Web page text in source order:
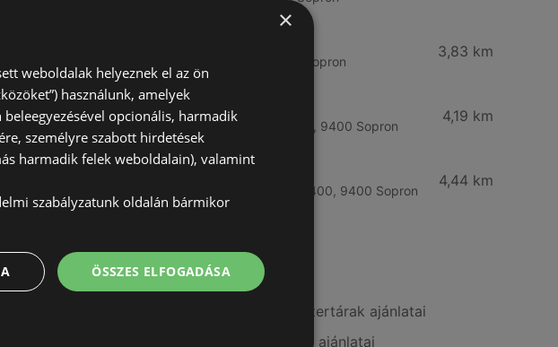
Bánfalvi út 6-8., 9400 Sopron
3,83 km
Rossmann
Kodály Zoltán tér 16. 16., 9400 Sopron
4,19 km
dm
Lackner Kristóf u. 35, 9400, 9400 Sopron
4,44 km
További linkek
A(z) Benu Gyógyszertárak ajánlatai
A(z) Pingvin Patika ajánlatai
×
weboldalak helyeznek el az ön
használunk, amelyek
opcionális, harmadik
személyre szabott hirdetések
harmadik felek weboldalain), valamint
szabályzatunk oldalán bármikor
ÖSSZES ELFOGADÁSA